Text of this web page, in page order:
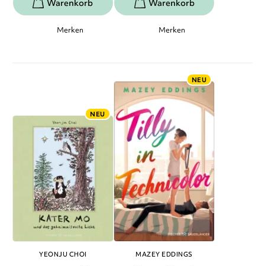
Merken Merken
NEU
YEONJU CHOI
NEU
MAZEY EDDINGS